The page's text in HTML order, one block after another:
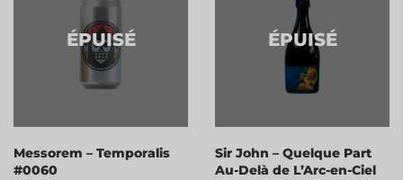
ÉPUISÉ
Messorem – Temporalis
#0060
ÉPUISÉ
Sir John – Quelque Part
Au-Delà de L’Arc-en-Ciel